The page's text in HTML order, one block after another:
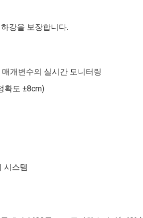
강을 보장합니다.
개변수의 실시간 모니터링
확도 ±8cm)
시스템